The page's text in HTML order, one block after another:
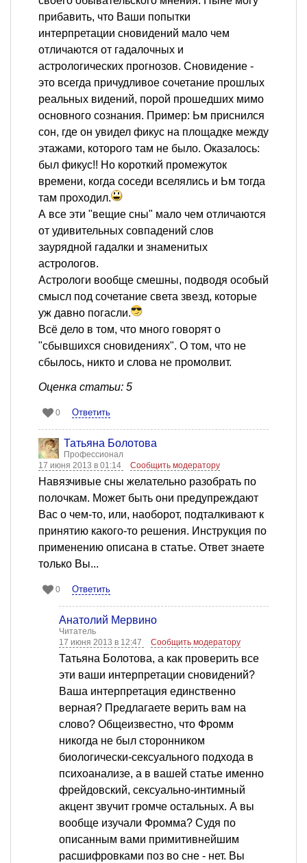
прибавить, что Ваши попытки
интерпретации сновидений мало чем
отличаются от гадалочных и
астрологических прогнозов. Сновидение -
это всегда причудливое сочетание прошлых
реальных видений, порой прошедших мимо
основного сознания. Пример: Ьм приснился
сон, где он увидел фикус на площадке между
этажами, которого там не было. Оказалось:
был фикус!! Но короткий промежуток
времени, когда соседи вселялись и Ьм тогда
там проходил.
А все эти "вещие сны" мало чем отличаются
от удивительных совпадений слов
заурядной гадалки и знаменитых
астрологов.
Астрологи вообще смешны, подводя особый
смысл под сочетание света звезд, которые
уж давно погасли.
Всё дело в том, что много говорят о
"сбывшихся сновидениях". О том, что не
сбылось, никто и слова не промолвит.
Оценка статьи: 5
0 Ответить
Татьяна Болотова
Профессионал
17 июня 2013 в 01:14
Сообщить модератору
Навязчивые сны желательно разобрать по
полочкам. Может быть они предупреждают
Вас о чем-то, или, наоборот, подталкивают к
принятию какого-то решения. Инструкция по
применению описана в статье. Ответ знаете
только Вы...
0 Ответить
Анатолий Мервино
Читатель
17 июня 2013 в 12:47
Сообщить модератору
Татьяна Болотова, а как проверить все
эти ваши интерпретации сновидений?
Ваша интерпретация единственно
верная? Предлагаете верить вам на
слово? Общеизвестно, что Фромм
никогда не был сторонником
биологически-сексуального подхода в
психоанализе, а в вашей статье именно
фрейдовский, сексуально-интимный
акцент звучит громче остальных. А вы
вообще изучали Фромма? Судя по
описанным вами примитивнейшим
расшифровками поз во сне - нет. Вы